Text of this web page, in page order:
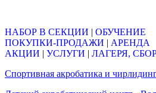
НАБОР В СЕКЦИИ | ОБУЧЕНИЕ
ПОКУПКИ-ПРОДАЖИ | АРЕНДА
АКЦИИ | УСЛУГИ | ЛАГЕРЯ,
Спортивная акробатика и